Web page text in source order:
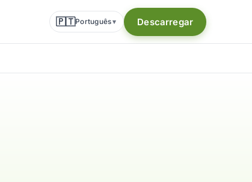
🇵🇹Português▾ Descarregar